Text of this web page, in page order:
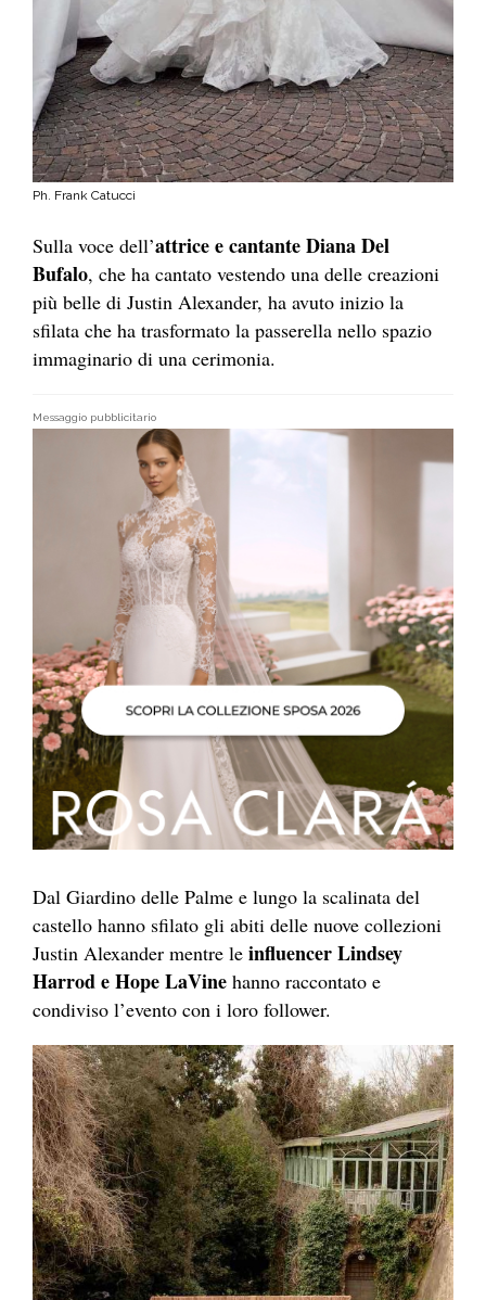
Ph. Frank Catucci
Sulla voce dell’attrice e cantante Diana Del
Bufalo, che ha cantato vestendo una delle creazioni
più belle di Justin Alexander, ha avuto inizio la
sfilata che ha trasformato la passerella nello spazio
immaginario di una cerimonia.
Messaggio pubblicitario
Dal Giardino delle Palme e lungo la scalinata del
castello hanno sfilato gli abiti delle nuove collezioni
Justin Alexander mentre le influencer Lindsey
Harrod e Hope LaVine hanno raccontato e
condiviso l’evento con i loro follower.